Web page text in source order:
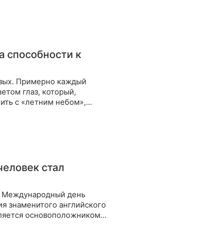
способности к
Примерно каждый
глаз, который,
с «летним небом»,
стал
Международный день
знаменитого английского
основоположником